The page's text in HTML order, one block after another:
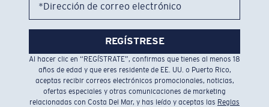
*Dirección de correo electrónico
REGÍSTRESE
Al hacer clic en “REGÍSTRATE”, confirmas que tienes al menos 18
años de edad y que eres residente de EE. UU. o Puerto Rico,
aceptas recibir correos electrónicos promocionales, noticias,
ofertas especiales y otras comunicaciones de marketing
relacionadas con Costa Del Mar, y has leído y aceptas las Reglas